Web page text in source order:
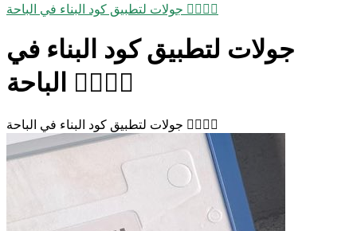
جولات لتطبيق كود البناء في الباحة 👷🏻‍♂️✅
جولات لتطبيق كود البناء في
الباحة 👷🏻‍♂️✅
جولات لتطبيق كود البناء في الباحة 👷🏻‍♂️✅